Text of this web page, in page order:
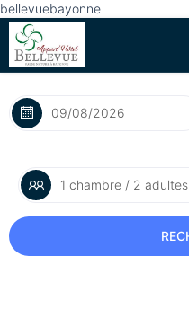
bellevuebayonne
1 chambre / 2 adultes